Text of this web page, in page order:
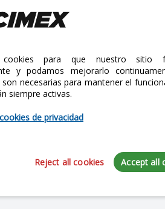
No. 30 Col. Mariano Escobedo,
cookies para que nuestro sitio
y podamos mejorarlo
necesarias para mantener el
siempre activas.
de privacidad
Reject all cookies Accept all